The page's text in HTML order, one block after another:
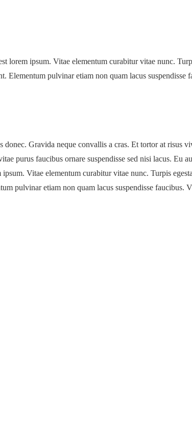
ipsum. Vitae elementum curabitur vitae nunc.
pulvinar etiam non quam lacus suspendisse
Gravida neque convallis a cras. Et tortor at risus
purus faucibus ornare suspendisse sed nisi lacus. Eu
Vitae elementum curabitur vitae nunc. Turpis
pulvinar etiam non quam lacus suspendisse faucibus.